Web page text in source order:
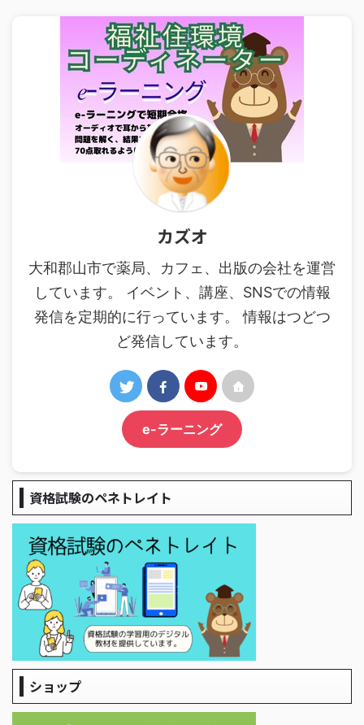
カズオ
大和郡山市で薬局、カフェ、出版の会社を運営
しています。 イベント、講座、SNSでの情報
発信を定期的に行っています。 情報はつどつ
ど発信しています。
e-ラーニング
資格試験のペネトレイト
ショップ